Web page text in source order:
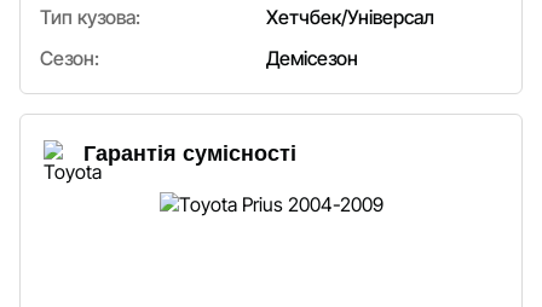
Тип кузова:
Хетчбек/Універсал
Сезон:
Демісезон
Гарантія сумісності